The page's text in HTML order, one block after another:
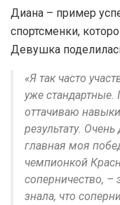
Диана – пример
спортсменки,
Девушка
«Я так часто
уже
оттачиваю
результату.
главная моя
чемпионкой
соперничество, –
знала, что